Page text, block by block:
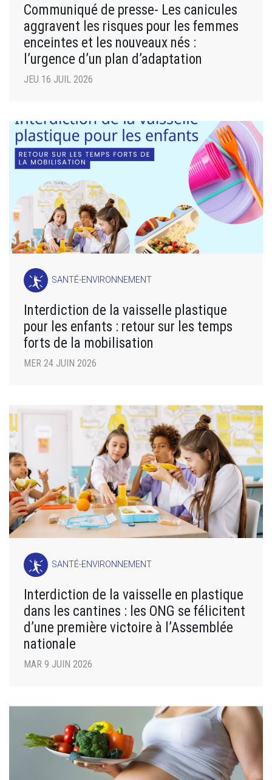
Communiqué de presse- Les canicules
aggravent les risques pour les femmes
enceintes et les nouveaux nés :
l’urgence d’un plan d’adaptation
JEU 16 JUIL 2026
SANTÉ-ENVIRONNEMENT
Interdiction de la vaisselle plastique
pour les enfants : retour sur les temps
forts de la mobilisation
MER 24 JUIN 2026
SANTÉ-ENVIRONNEMENT
Interdiction de la vaisselle en plastique
dans les cantines : les ONG se félicitent
d’une première victoire à l’Assemblée
nationale
MAR 9 JUIN 2026